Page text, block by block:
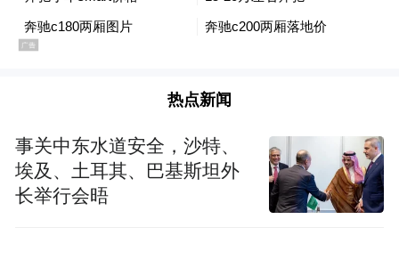
热点新闻
事关中东水道安全，沙特、
埃及、土耳其、巴基斯坦外
长举行会晤